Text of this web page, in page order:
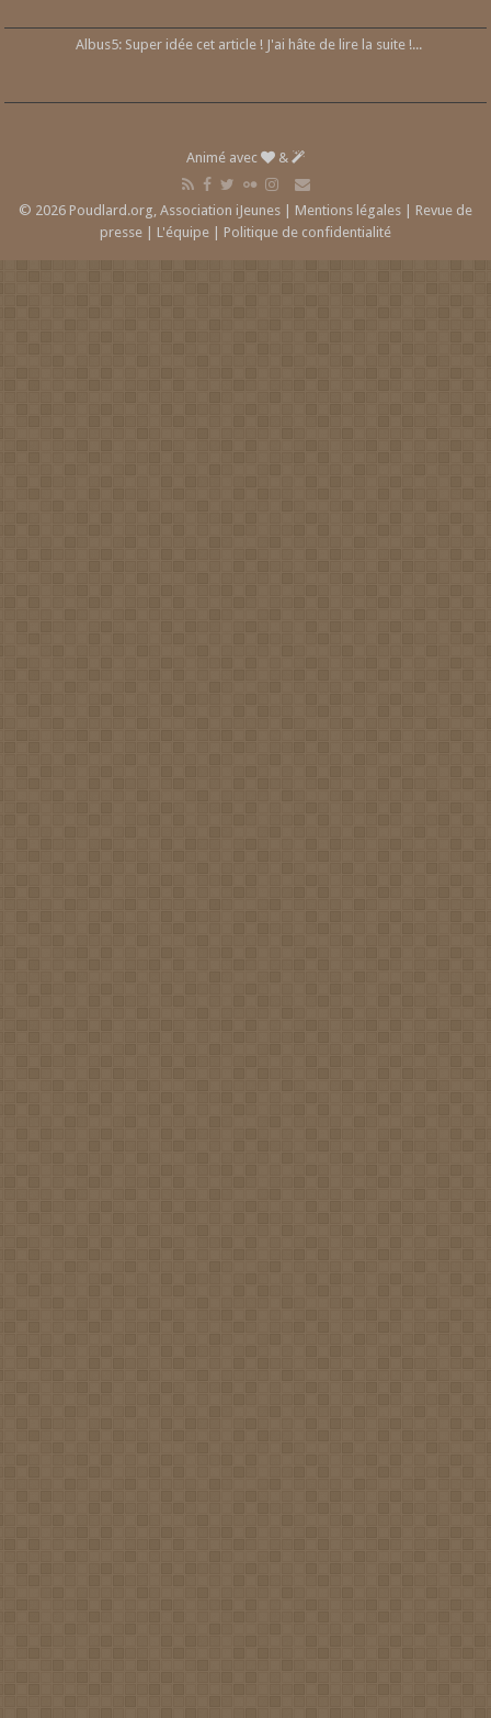
Albus5: Super idée cet article ! J'ai hâte de lire la suite !...
Animé avec &
© 2026 Poudlard.org, Association iJeunes | Mentions légales
Revue de
presse
L'équipe Politique de confidentialité